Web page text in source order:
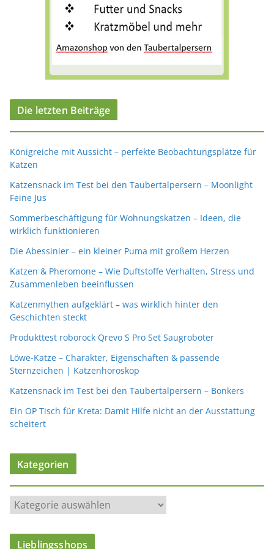
Die letzten Beiträge
Königreiche mit Aussicht – perfekte Beobachtungsplätze für
Katzen
Katzensnack im Test bei den Taubertalpersern – Moonlight
Feine Jus
Sommerbeschäftigung für Wohnungskatzen – Ideen, die
wirklich funktionieren
Die Abessinier – ein kleiner Puma mit großem Herzen
Katzen & Pheromone – Wie Duftstoffe Verhalten, Stress und
Zusammenleben beeinflussen
Katzenmythen aufgeklärt – was wirklich hinter den
Geschichten steckt
Produkttest roborock Qrevo S Pro Set Saugroboter
Löwe-Katze – Charakter, Eigenschaften & passende
Sternzeichen | Katzenhoroskop
Katzensnack im Test bei den Taubertalpersern – Bonkers
Ein OP Tisch für Kreta: Damit Hilfe nicht an der Ausstattung
scheitert
Kategorien
a
t
Lieblingsshops